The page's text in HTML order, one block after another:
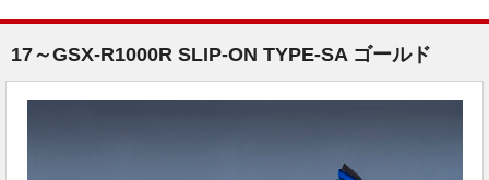
17～GSX-R1000R SLIP-ON TYPE-SA ゴールド